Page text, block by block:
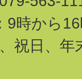
9時から
祝日、年